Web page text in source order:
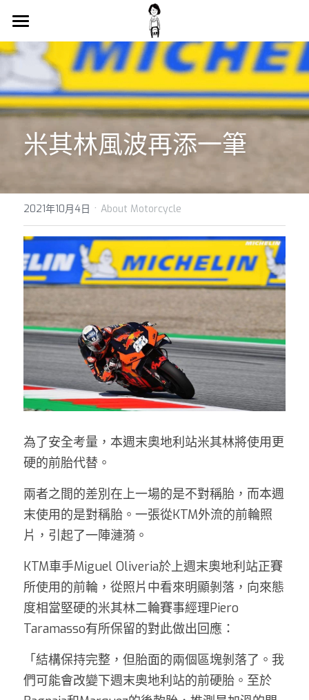
Main
Blog
Contact
Support Me
米其林風波再添一筆
2021年10月4日 · About Motorcycle
為了安全考量，本週末奧地利站米其林將使用更
硬的前胎代替。
兩者之間的差別在上一場的是不對稱胎，而本週
末使用的是對稱胎。一張從KTM外流的前輪照
片，引起了一陣漣漪。
KTM車手Miguel Oliveria於上週末奧地利站正賽
所使用的前輪，從照片中看來明顯剝落，向來態
度相當堅硬的米其林二輪賽事經理Piero
Taramasso有所保留的對此做出回應：
「結構保持完整，但胎面的兩個區塊剝落了。我
們可能會改變下週末奧地利站的前硬胎。至於
商品分類
所有商品分類